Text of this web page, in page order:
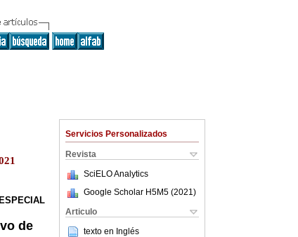
Servicios Personalizados
Revista
SciELO Analytics
Google Scholar H5M5 (2021 )
Articulo
texto en Inglés
de